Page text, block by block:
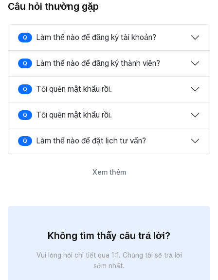
Câu hỏi thường gặp
Q Làm thế nào để đăng ký tài khoản?
Q Làm thế nào để đăng ký thành viên?
Q Tôi quên mật khẩu rồi.
Q Tôi quên mật khẩu rồi.
Q Làm thế nào để đặt lịch tư vấn?
Xem thêm
Không tìm thấy câu trả lời?
Vui lòng hỏi chi tiết qua 1:1. Chúng tôi sẽ trả lời
sớm nhất.